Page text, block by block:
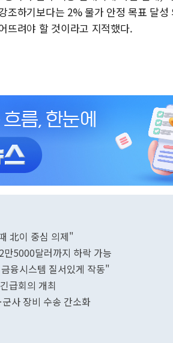
조하기보다는 2% 물가 안정 목표 달
뜨려야 할 것이라고 지적했다.
北이 중심 의제"
5000달러까지 하락 가능
융시스템 질서있게 작동"
급회의 개최
사 장비 수송 간소화